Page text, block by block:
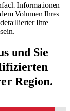
Informationen
Volumen Ihres
Ihre
und Sie
Region.